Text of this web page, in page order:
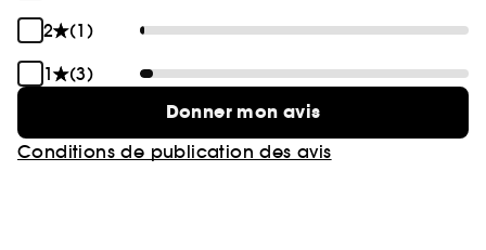
2
(1)
1
(3)
Donner mon avis
Conditions de publication des avis